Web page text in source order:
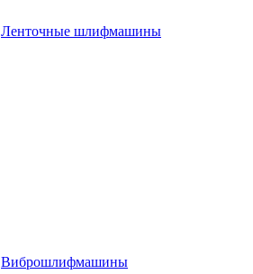
Ленточные шлифмашины
Виброшлифмашины